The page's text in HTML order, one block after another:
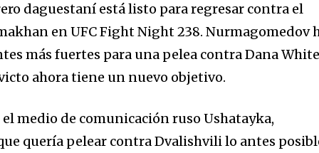
daguestaní está listo para regresar contra el
en UFC Fight Night 238. Nurmagomedov
más fuertes para una pelea contra Dana
ahora tiene un nuevo objetivo.
medio de comunicación ruso Ushatayka,
quería pelear contra Dvalishvili lo antes